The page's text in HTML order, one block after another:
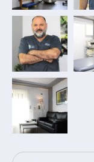
εξωτερικό ως
στον Τομέα της
περιοδικό